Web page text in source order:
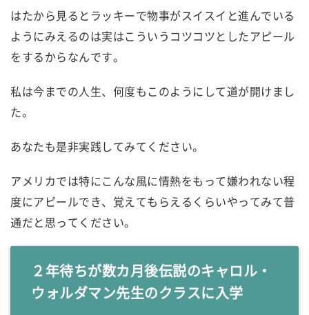
はたから見るとラッキーで物事がスイスイと進んでいる
ようにみえるのは実はこういうコツコツとしたアピール
をするからなんです。
私は今までの人生、何度もこのようにして道が開けまし
た。
あなたも是非実践してみてください。
アメリカでは特にこんな風に情熱をもって嫌われない程
度にアピールでき、覚えてもらえるくらいやってみて普
通だと思ってください。
２年待ちが数カ月後伝説のキャロル・
ウォルダマン先生のクラスに入学